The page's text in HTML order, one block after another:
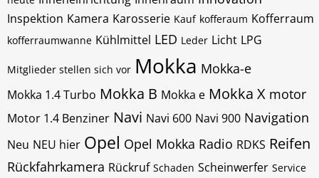
Inspektion Kamera Karosserie Kauf kofferaum Kofferraum
kofferraumwanne Kühlmittel LED Leder Licht LPG
Mitglieder stellen sich vor Mokka Mokka-e
Mokka 1.4 Turbo Mokka B Mokka e Mokka X motor
Motor 1.4 Benziner Navi Navi 600 Navi 900 Navigation
Neu NEU hier Opel Opel Mokka Radio RDKS Reifen
Rückfahrkamera Rückruf Schaden Scheinwerfer Service